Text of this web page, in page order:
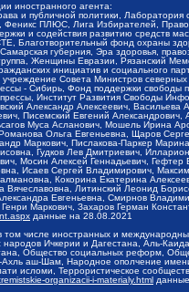
иностранного агента:
и публичной политики,
ПЛЮС, Лига Избирателей,
и содействия развитию средств
Благотворительный фонд охраны
губерния, Эра здоровья,
Женщины Евразии, Рязанский
инициатив и социального
Совета Министров северных
- Сибирь, Фонд поддержки
Институт Развития Свободы
Александр Алексеевич,
Писемский Евгений
Муса Асланович, Мошель Ирина
Ольга Евгеньевна, Щаров
Маркович, Пислакова-Паркер
Гудков Лев Дмитриевич,
Мосин Алексей Геннадьевич,
Исаев Сергей Владимирович,
Кокорина Екатерина
Вячеславовна, Литинский Леонид
Евгеньевна, Смирнов
Маркович, Захаров Герман
данные на 28.08.2021
числе иностранных и
Ичкерии и Дагестана, Аль-
Общество социальных реформ,
Ахль аш-Шам, Народное ополчение
исломи, Террористическое
organizacii-i-materialy.html